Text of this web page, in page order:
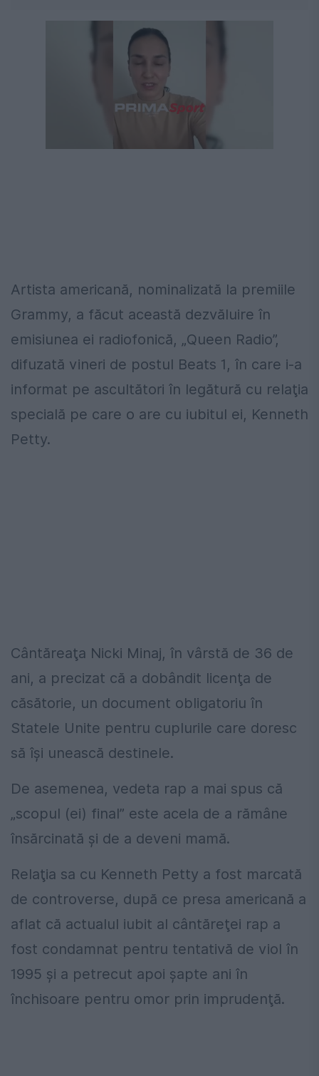
Artista americană, nominalizată la premiile
Grammy, a făcut această dezvăluire în
emisiunea ei radiofonică, „Queen Radio”,
difuzată vineri de postul Beats 1, în care i-a
informat pe ascultători în legătură cu relaţia
specială pe care o are cu iubitul ei, Kenneth
Petty.
Cântăreaţa Nicki Minaj, în vârstă de 36 de
ani, a precizat că a dobândit licenţa de
căsătorie, un document obligatoriu în
Statele Unite pentru cuplurile care doresc
să îşi unească destinele.
De asemenea, vedeta rap a mai spus că
„scopul (ei) final” este acela de a rămâne
însărcinată şi de a deveni mamă.
Relaţia sa cu Kenneth Petty a fost marcată
de controverse, după ce presa americană a
aflat că actualul iubit al cântăreţei rap a
fost condamnat pentru tentativă de viol în
1995 şi a petrecut apoi şapte ani în
închisoare pentru omor prin imprudenţă.